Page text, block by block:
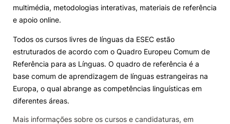
multimédia, metodologias interativas, materiais de referência
e apoio online.
Todos os cursos livres de línguas da ESEC estão
estruturados de acordo com o Quadro Europeu Comum de
Referência para as Línguas. O quadro de referência é a
base comum de aprendizagem de línguas estrangeiras na
Europa, o qual abrange as competências linguísticas em
diferentes áreas.
Mais informações sobre os cursos e candidaturas, em